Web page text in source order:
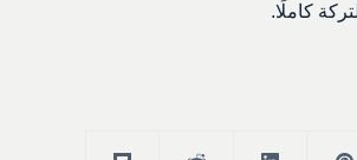
كاملًا.